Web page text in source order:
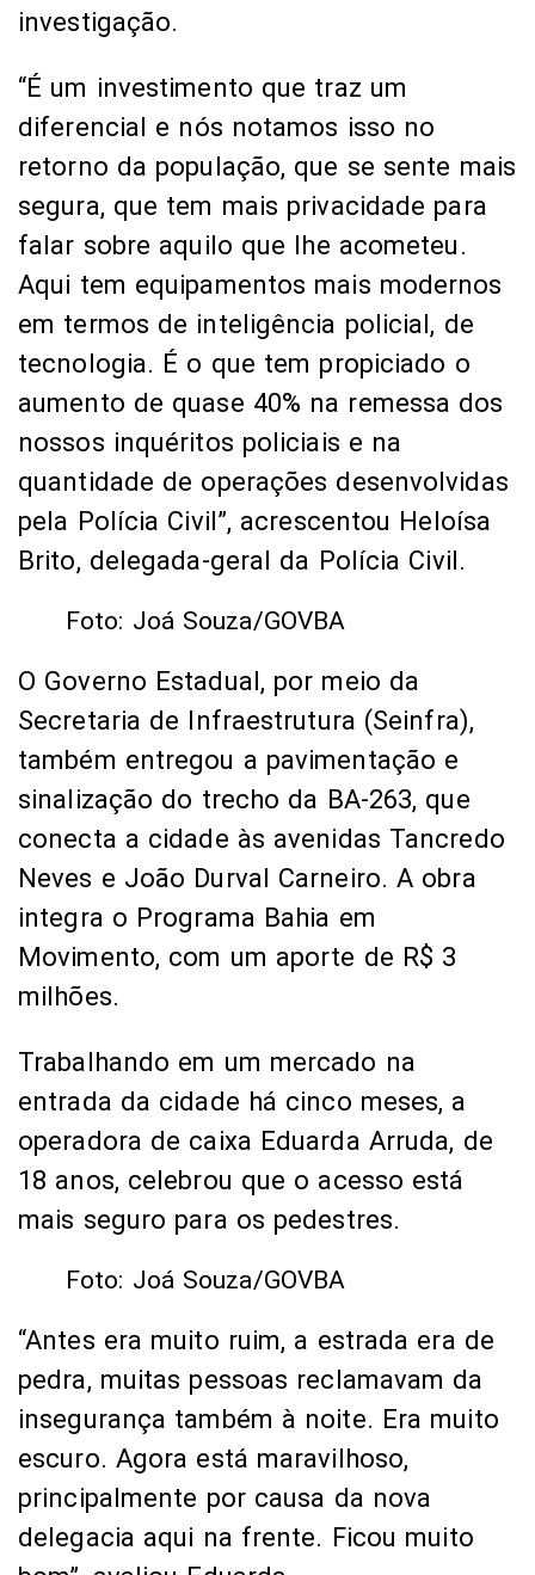
Aqui tem equipamentos mais modernos
em termos de inteligência policial, de
tecnologia. É o que tem propiciado o
aumento de quase 40% na remessa dos
nossos inquéritos policiais e na
quantidade de operações desenvolvidas
pela Polícia Civil”, acrescentou Heloísa
Brito, delegada-geral da Polícia Civil.
Foto: Joá Souza/GOVBA
O Governo Estadual, por meio da
Secretaria de Infraestrutura (Seinfra),
também entregou a pavimentação e
sinalização do trecho da BA-263, que
Neves e João Durval Carneiro. A obra
integra o Programa Bahia em
Movimento, com um aporte de R$ 3
milhões.
Trabalhando em um mercado na
entrada da cidade há cinco meses, a
operadora de caixa Eduarda Arruda, de
18 anos, celebrou que o acesso está
mais seguro para os pedestres.
“Antes era muito ruim, a estrada era de
pedra, muitas pessoas reclamavam da
insegurança também à noite. Era muito
escuro. Agora está maravilhoso,
delegacia aqui na frente. Ficou muito
bom”, avaliou Eduarda.
O distrito de Cassilândia também será
beneficiado com a pavimentação de
estradas vicinais. Na ocasião, foi
autorizada a celebração de convênio
entre Estado e Município para a